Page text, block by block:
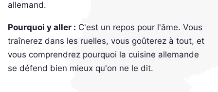
allemand.
Pourquoi y aller : C'est un repos pour l'âme. Vous
traînerez dans les ruelles, vous goûterez à tout, et
vous comprendrez pourquoi la cuisine allemande
se défend bien mieux qu'on ne le dit.